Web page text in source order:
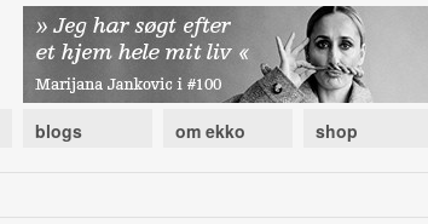
blogs om ekko shop